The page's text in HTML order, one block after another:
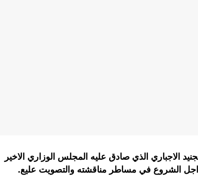
الاجباري الذي صادق عليه المجلس الوزاري الاخير
الشروع في مساطر مناقشته والتصويت عليع.